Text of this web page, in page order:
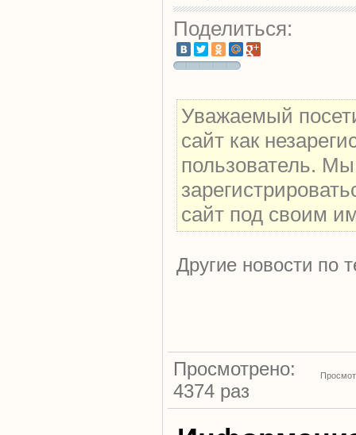
Поделиться:
Уважаемый
сайт как
пользователь.
сайт под своим
Другие новости по
Просмотрено:
4374 раз